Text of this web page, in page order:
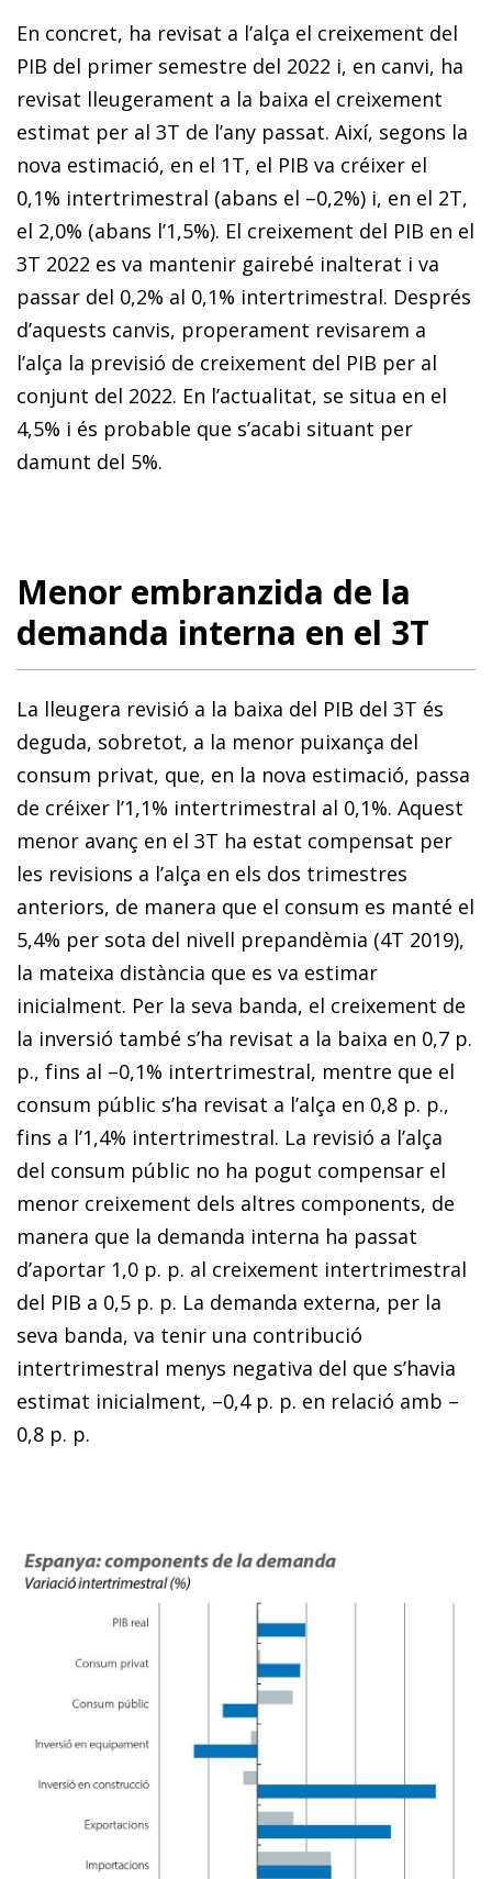
En concret, ha revisat a l’alça el creixement del
PIB del primer semestre del 2022 i, en canvi, ha
revisat lleugerament a la baixa el creixement
estimat per al 3T de l’any passat. Així, segons la
nova estimació, en el 1T, el PIB va créixer el
0,1% intertrimestral (abans el –0,2%) i, en el 2T,
el 2,0% (abans l’1,5%). El creixement del PIB en el
3T 2022 es va mantenir gairebé inalterat i va
passar del 0,2% al 0,1% intertrimestral. Després
d’aquests canvis, properament revisarem a
l’alça la previsió de creixement del PIB per al
conjunt del 2022. En l’actualitat, se situa en el
4,5% i és probable que s’acabi situant per
damunt del 5%.
Menor embranzida de la
demanda interna en el 3T
La lleugera revisió a la baixa del PIB del 3T és
deguda, sobretot, a la menor puixança del
consum privat, que, en la nova estimació, passa
de créixer l’1,1% intertrimestral al 0,1%. Aquest
menor avanç en el 3T ha estat compensat per
les revisions a l’alça en els dos trimestres
anteriors, de manera que el consum es manté el
5,4% per sota del nivell prepandèmia (4T 2019),
la mateixa distància que es va estimar
inicialment. Per la seva banda, el creixement de
la inversió també s’ha revisat a la baixa en 0,7 p.
p., fins al –0,1% intertrimestral, mentre que el
consum públic s’ha revisat a l’alça en 0,8 p. p.,
fins a l’1,4% intertrimestral. La revisió a l’alça
del consum públic no ha pogut compensar el
menor creixement dels altres components, de
manera que la demanda interna ha passat
d’aportar 1,0 p. p. al creixement intertrimestral
del PIB a 0,5 p. p. La demanda externa, per la
seva banda, va tenir una contribució
intertrimestral menys negativa del que s’havia
estimat inicialment, –0,4 p. p. en relació amb –
0,8 p. p.